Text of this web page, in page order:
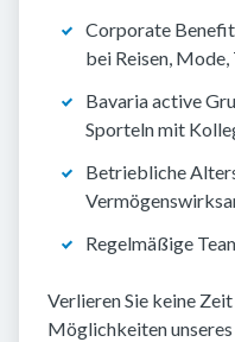
Corporate
bei Reisen,
Bavaria active
Sporteln mit
Betriebliche
Regelmäßige
Verlieren Sie keine
Möglichkeiten unseres